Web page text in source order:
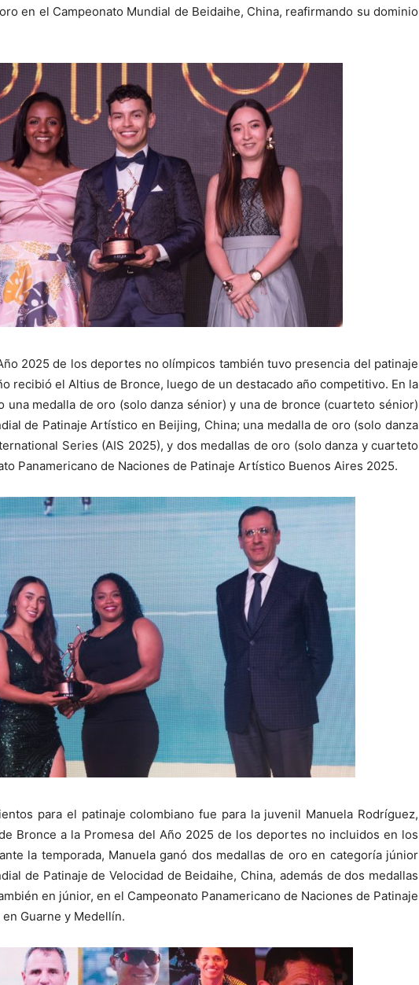
en el Campeonato Mundial de Beidaihe, China, reafirmando su dominio
2025 de los deportes no olímpicos también tuvo presencia del patinaje
recibió el Altius de Bronce, luego de un destacado año competitivo. En la
una medalla de oro (solo danza sénior) y una de bronce (cuarteto sénior)
de Patinaje Artístico en Beijing, China; una medalla de oro (solo danza
Series (AIS 2025), y dos medallas de oro (solo danza y cuarteto
Panamericano de Naciones de Patinaje Artístico Buenos Aires 2025.
para el patinaje colombiano fue para la juvenil Manuela Rodríguez,
Bronce a la Promesa del Año 2025 de los deportes no incluidos en los
la temporada, Manuela ganó dos medallas de oro en categoría júnior
de Patinaje de Velocidad de Beidaihe, China, además de dos medallas
en júnior, en el Campeonato Panamericano de Naciones de Patinaje
Guarne y Medellín.